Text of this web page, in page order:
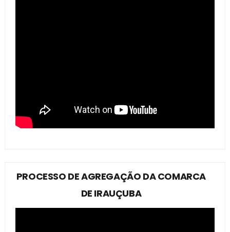
PROCESSO DE AGREGAÇÃO DA COMARCA
DE IRAUÇUBA